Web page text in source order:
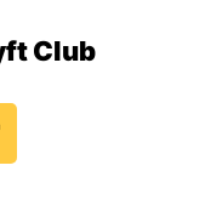
Club